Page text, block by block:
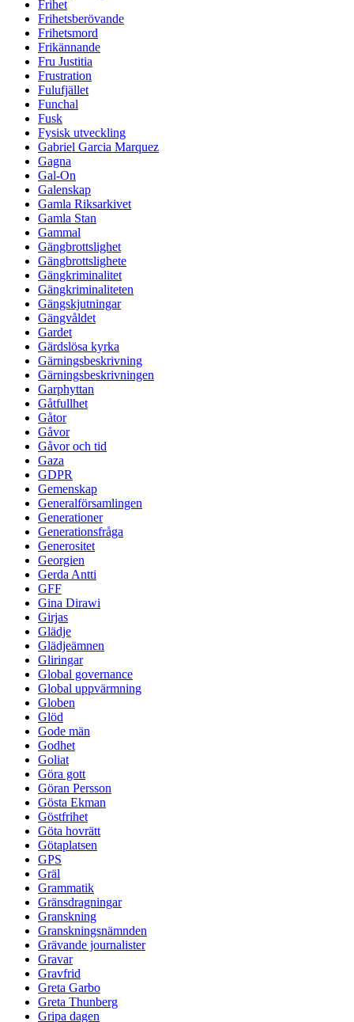
Frihet
Frihetsberövande
Frihetsmord
Frikännande
Fru Justitia
Frustration
Fulufjället
Funchal
Fusk
Fysisk utveckling
Gabriel Garcia Marquez
Gagna
Gal-On
Galenskap
Gamla Riksarkivet
Gamla Stan
Gammal
Gängbrottslighet
Gängbrottslighete
Gängkriminalitet
Gängkriminaliteten
Gängskjutningar
Gängvåldet
Gardet
Gärdslösa kyrka
Gärningsbeskrivning
Gärningsbeskrivningen
Garphyttan
Gåtfullhet
Gåtor
Gåvor
Gåvor och tid
Gaza
GDPR
Gemenskap
Generalförsamlingen
Generationer
Generationsfråga
Generositet
Georgien
Gerda Antti
GFF
Gina Dirawi
Girjas
Glädje
Glädjeämnen
Gliringar
Global governance
Global uppvärmning
Globen
Glöd
Gode män
Godhet
Goliat
Göra gott
Göran Persson
Gösta Ekman
Göstfrihet
Göta hovrätt
Götaplatsen
GPS
Gräl
Grammatik
Gränsdragningar
Granskning
Granskningsnämnden
Grävande journalister
Gravar
Gravfrid
Greta Garbo
Greta Thunberg
Gripa dagen